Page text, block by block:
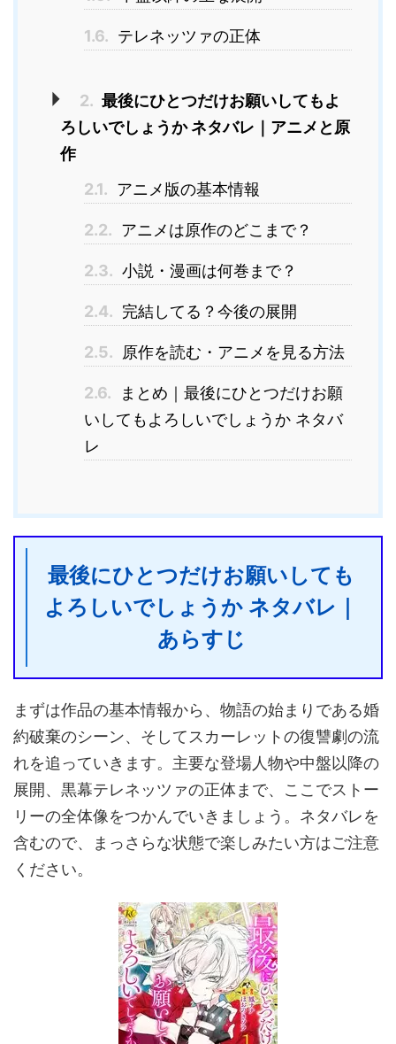
1.6. テレネッツァの正体
2. 最後にひとつだけお願いしてもよ
ろしいでしょうか ネタバレ｜アニメと原
作
2.1. アニメ版の基本情報
2.2. アニメは原作のどこまで？
2.3. 小説・漫画は何巻まで？
2.4. 完結してる？今後の展開
2.5. 原作を読む・アニメを見る方法
2.6.
まとめ｜最後にひとつだけお願
いしてもよろしいでしょうか ネタバ
レ
最後にひとつだけお願いしても
よろしいでしょうか ネタバレ｜
あらすじ
まずは作品の基本情報から、物語の始まりである婚
約破棄のシーン、そしてスカーレットの復讐劇の流
れを追っていきます。主要な登場人物や中盤以降の
展開、黒幕テレネッツァの正体まで、ここでストー
リーの全体像をつかんでいきましょう。ネタバレを
含むので、まっさらな状態で楽しみたい方はご注意
ください。